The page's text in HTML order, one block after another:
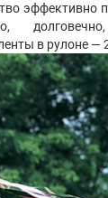
эффективно
в рулоне —